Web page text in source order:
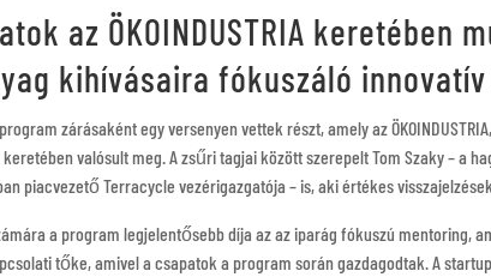
az ÖKOINDUSTRIA keretében
kihívásaira fókuszáló
zárásaként egy versenyen vettek részt, amely az
valósult meg. A zsűri tagjai között szerepelt Tom Szaky – a
piacvezető Terracycle vezérigazgatója – is, aki értékes
a program legjelentősebb díja az az iparág fókuszú mentoring,
tőke, amivel a csapatok a program során gazdagodtak. A